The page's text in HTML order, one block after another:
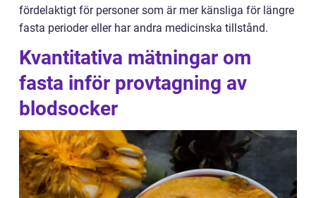
fördelaktigt för personer som är mer känsliga för längre
fasta perioder eller har andra medicinska tillstånd.
Kvantitativa mätningar om
fasta inför provtagning av
blodsocker